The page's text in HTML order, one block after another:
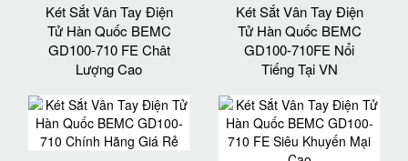
Két Sắt Vân Tay Điện
Tử Hàn Quốc BEMC
GD100-710 FE Chât
Lượng Cao
Két Sắt Vân Tay Điện
Tử Hàn Quốc BEMC
GD100-710FE Nổi
Tiếng Tại VN